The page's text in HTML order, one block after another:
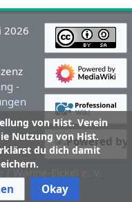
von Hist. Verein
Nutzung von Hist.
du dich damit
Okay
2026
-
Wanne-Eickel e. V.